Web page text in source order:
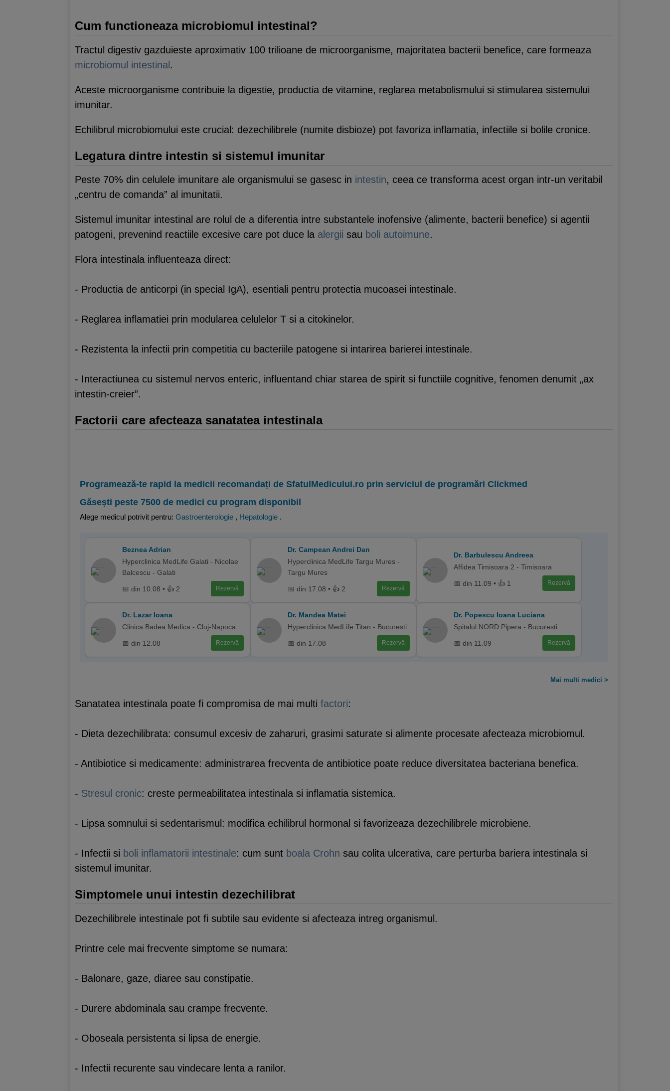
Cum functioneaza microbiomul intestinal?
Tractul digestiv gazduieste aproximativ 100 trilioane de microorganisme, majoritatea bacterii benefice, care formeaza
microbiomul intestinal.
Aceste microorganisme contribuie la digestie, productia de vitamine, reglarea metabolismului si stimularea sistemului
imunitar.
Echilibrul microbiomului este crucial: dezechilibrele (numite disbioze) pot favoriza inflamatia, infectiile si bolile cronice.
Legatura dintre intestin si sistemul imunitar
Peste 70% din celulele imunitare ale organismului se gasesc in intestin, ceea ce transforma acest organ intr-un veritabil
„centru de comanda” al imunitatii.
Sistemul imunitar intestinal are rolul de a diferentia intre substantele inofensive (alimente, bacterii benefice) si agentii
patogeni, prevenind reactiile excesive care pot duce la alergii sau boli autoimune.
Flora intestinala influenteaza direct:
- Productia de anticorpi (in special IgA), esentiali pentru protectia mucoasei intestinale.
- Reglarea inflamatiei prin modularea celulelor T si a citokinelor.
- Rezistenta la infectii prin competitia cu bacteriile patogene si intarirea barierei intestinale.
- Interactiunea cu sistemul nervos enteric, influentand chiar starea de spirit si functiile cognitive, fenomen denumit „ax
intestin-creier”.
Factorii care afecteaza sanatatea intestinala
Programează-te rapid la medicii recomandați de SfatulMedicului.ro prin serviciul de programări Clickmed
Găsești peste 7500 de medici cu program disponibil
Alege medicul potrivit pentru: Gastroenterologie , Hepatologie .
Beznea Adrian
Hyperclinica MedLife Galati - Nicolae
Balcescu - Galati
📅 din 10.08 • 👍 2 Rezervă
Dr. Campean Andrei Dan
Hyperclinica MedLife Targu Mures -
Targu Mures
📅 din 17.08 • 👍 2 Rezervă
Dr. Barbulescu Andreea
Affidea Timisoara 2 - Timisoara
📅 din 11.09 • 👍 1 Rezervă
Dr. Lazar Ioana
Clinica Badea Medica - Cluj-Napoca
📅 din 12.08 Rezervă
Dr. Mandea Matei
Hyperclinica MedLife Titan - Bucuresti
📅 din 17.08 Rezervă
Dr. Popescu Ioana Luciana
Spitalul NORD Pipera - Bucuresti
📅 din 11.09 Rezervă
Mai multi medici >
Sanatatea intestinala poate fi compromisa de mai multi factori:
- Dieta dezechilibrata: consumul excesiv de zaharuri, grasimi saturate si alimente procesate afecteaza microbiomul.
- Antibiotice si medicamente: administrarea frecventa de antibiotice poate reduce diversitatea bacteriana benefica.
- Stresul cronic: creste permeabilitatea intestinala si inflamatia sistemica.
- Lipsa somnului si sedentarismul: modifica echilibrul hormonal si favorizeaza dezechilibrele microbiene.
- Infectii si boli inflamatorii intestinale: cum sunt boala Crohn sau colita ulcerativa, care perturba bariera intestinala si
sistemul imunitar.
Simptomele unui intestin dezechilibrat
Dezechilibrele intestinale pot fi subtile sau evidente si afecteaza intreg organismul.
Printre cele mai frecvente simptome se numara:
- Balonare, gaze, diaree sau constipatie.
- Durere abdominala sau crampe frecvente.
- Oboseala persistenta si lipsa de energie.
- Infectii recurente sau vindecare lenta a ranilor.